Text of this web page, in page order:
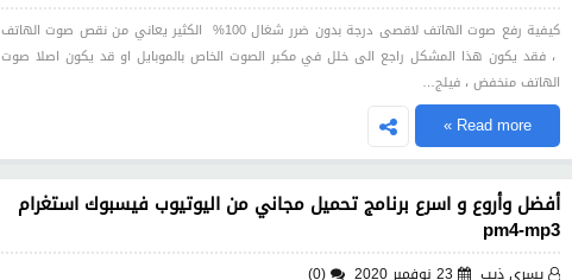
كيفية رفع صوت الهاتف لاقصى درجة بدون ضرر شغال 100% الكثير يعاني من نقص صوت الهاتف
، فقد يكون هذا المشكل راجع الى خلل في مكبر الصوت الخاص بالموبايل او قد يكون اصلا صوت
الهاتف منخفض ، فيلج…
Read more »
أفضل وأروع و اسرع برنامج تحميل مجاني من اليوتيوب فيسبوك استغرام
pm4-mp3
يسري ذيب 23 نوفمبر 2020 (0)